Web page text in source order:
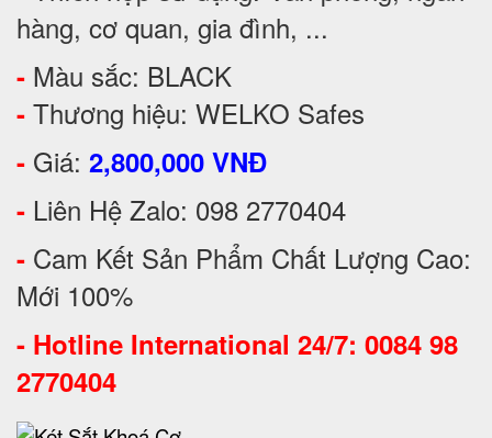
hàng, cơ quan, gia đình, ...
- Màu sắc: BLACK
- Thương hiệu: WELKO Safes
- Giá: 2,800,000 VNĐ
- Liên Hệ Zalo: 098 2770404
- Cam Kết Sản Phẩm Chất Lượng Cao:
Mới 100%
- Hotline International 24/7: 0084 98
2770404